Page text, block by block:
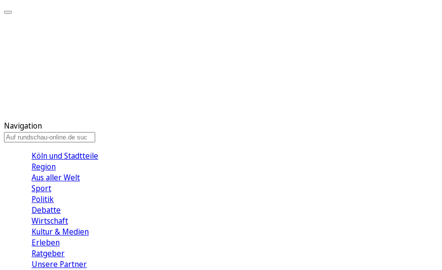
Navigation
Köln und Stadtteile
Region
Aus aller Welt
Sport
Politik
Debatte
Wirtschaft
Kultur & Medien
Erleben
Ratgeber
Unsere Partner